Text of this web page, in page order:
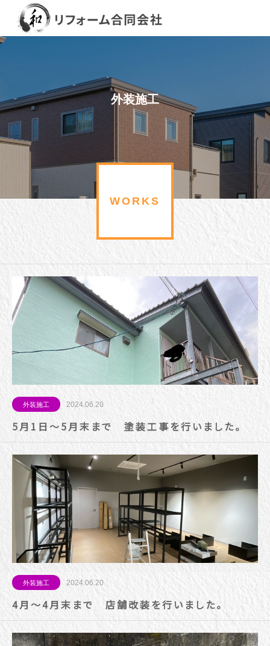
外装施工
WORKS
外装施工 2024.06.20
5月1日～5月末まで 塗装工事を行いました。
外装施工 2024.06.20
4月～4月末まで 店舗改装を行いました。